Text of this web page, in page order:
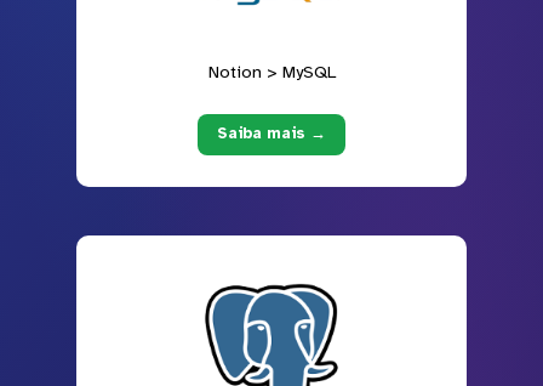
Notion > MySQL
Saiba mais →